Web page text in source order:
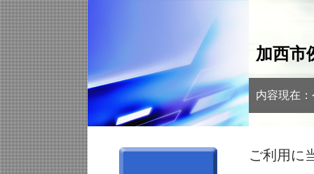
加西市
内容現在
ご利用に